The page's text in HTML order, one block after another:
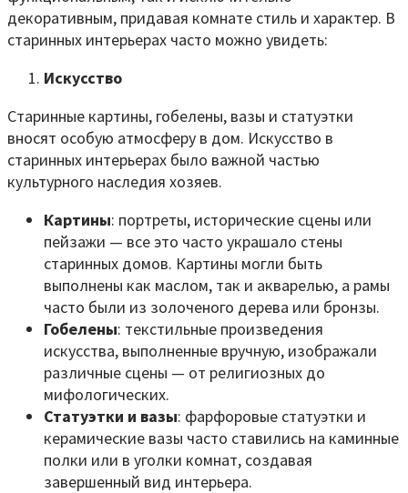
декоративным, придавая комнате стиль и характер. В
старинных интерьерах часто можно увидеть:
Искусство
Старинные картины, гобелены, вазы и статуэтки
вносят особую атмосферу в дом. Искусство в
старинных интерьерах было важной частью
культурного наследия хозяев.
Картины: портреты, исторические сцены или
пейзажи — все это часто украшало стены
старинных домов. Картины могли быть
выполнены как маслом, так и акварелью, а рамы
часто были из золоченого дерева или бронзы.
Гобелены: текстильные произведения
искусства, выполненные вручную, изображали
различные сцены — от религиозных до
мифологических.
Статуэтки и вазы: фарфоровые статуэтки и
керамические вазы часто ставились на каминные
полки или в уголки комнат, создавая
завершенный вид интерьера.